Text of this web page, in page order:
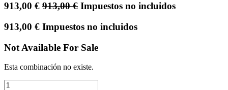
913,00 € 913,00€ Impuestos no incluidos
913,00 € Impuestos no incluidos
Not Available For Sale
Esta combinación no existe.